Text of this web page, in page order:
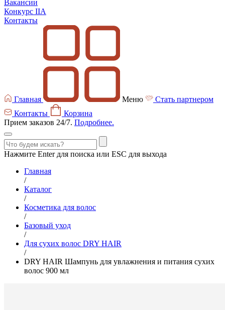
Вакансии
Конкурс IIA
Контакты
Главная Меню
Стать партнером
Контакты
Корзина
Прием заказов 24/7. Подробнее.
Нажмите Enter для поиска или ESC для выхода
Главная
/
Каталог
/
Косметика для волос
/
Базовый уход
/
Для сухих волос DRY HAIR
/
DRY HAIR Шампунь для увлажнения и питания сухих
волос 900 мл